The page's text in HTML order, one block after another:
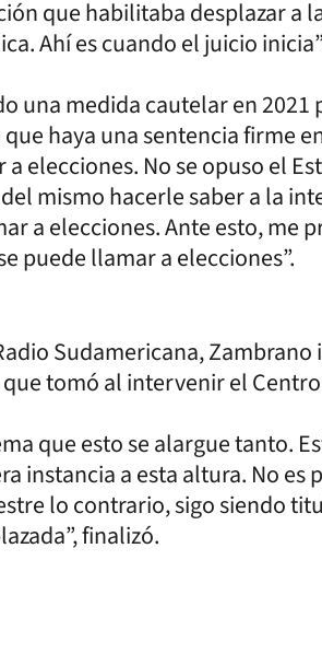
que habilitaba desplazar a
Ahí es cuando el juicio
una medida cautelar en 2021
haya una sentencia firme
elecciones. No se opuso el
mismo hacerle saber a la
a elecciones. Ante esto, me
puede llamar a elecciones”.
Sudamericana, Zambrano
tomó al intervenir el
que esto se alargue tanto.
instancia a esta altura. No es
lo contrario, sigo siendo
finalizó.